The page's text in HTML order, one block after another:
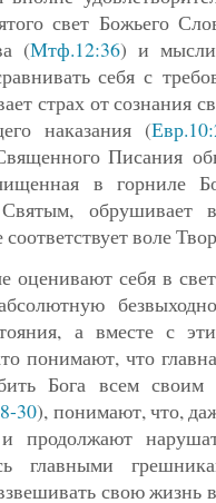
свет Божьего
(Мтф.12:36) и
себя с
страх от сознания
наказания (
Писания
в горниле
обрушивает
воле
оценивают себя в
а вместе с
понима­ют, что
Бога всем
30), понимают, что,
продолжают
главными
свою жизнь